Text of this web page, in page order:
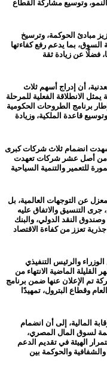
وتوسيع مشاركة القطاع
مبادئ الحوكمة، وترسيخ
بما يدعم رفع كفاءتها
فضلًا عن زيادة ثقة
أن إدراج أسهم ثلاث
الانطلاقة الفعلية للمرحلة
برنامج الطروحات الحكومية
قاعدة الملكية، وزيادة
شهدت انضمام ثلاث شركات كبرى
من أصل عشر شركات تعهدت
للتعمير والتنمية السياحية
عن التوجهات العالمية، بل
التنسيق والاتفاق عليه
النقد الدولي، والبنك
تعزز من كفاءة الاقتصاد
والرئيس التنفيذي
الماضية الانتهاء من
تم الإعلان عنها ضمن برنامج
وقطاع البترول، تمهيدًا
المالية، إلى أن انضمام
لسوق المال المصري،
الهيئة في تقديم الدعم
والشفافية والحوكمة بين